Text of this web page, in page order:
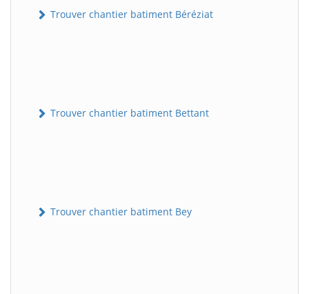
Trouver chantier batiment Béréziat
Trouver chantier batiment Bettant
Trouver chantier batiment Bey